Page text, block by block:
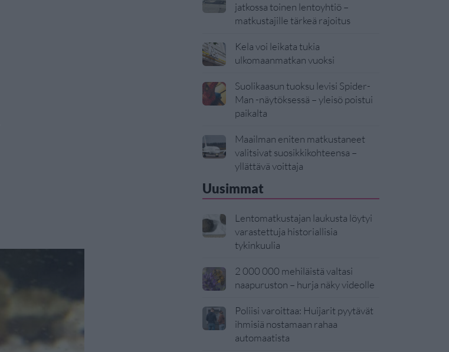
jatkossa toinen lentoyhtiö –
matkustajille tärkeä rajoitus
Kela voi leikata tukia
ulkomaanmatkan vuoksi
Suolikaasun tuoksu levisi Spider-
Man -näytöksessä – yleisö poistui
paikalta
Maailman eniten matkustaneet
valitsivat suosikkikohteensa –
yllättävä voittaja
Uusimmat
Lentomatkustajan laukusta löytyi
varastettuja historiallisia
tykinkuulia
2 000 000 mehiläistä valtasi
naapuruston – hurja näky videolle
Poliisi varoittaa: Huijarit pyytävät
ihmisiä nostamaan rahaa
automaatista